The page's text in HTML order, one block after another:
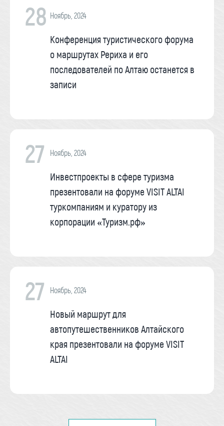
28 Ноябрь, 2024
Конференция туристического форума
о маршрутах Рериха и его
последователей по Алтаю останется в
записи
27 Ноябрь, 2024
Инвестпроекты в сфере туризма
презентовали на форуме VISIT ALTAI
туркомпаниям и куратору из
корпорации «Туризм.рф»
27 Ноябрь, 2024
Новый маршрут для
автопутешественников Алтайского
края презентовали на форуме VISIT
ALTAI